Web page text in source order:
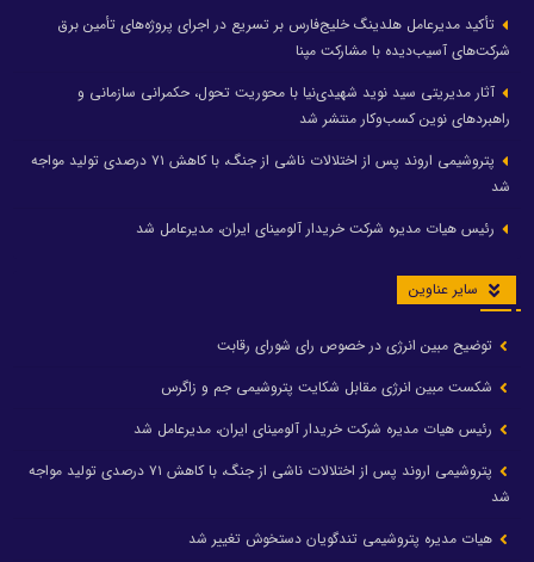
تأکید مدیرعامل هلدینگ خلیج‌فارس بر تسریع در اجرای پروژه‌های تأمین برق
شرکت‌های آسیب‌دیده با مشارکت مپنا
آثار مدیریتی سید نوید شهیدی‌نیا با محوریت تحول، حکمرانی سازمانی و
راهبردهای نوین کسب‌وکار منتشر شد
پتروشیمی اروند پس از اختلالات ناشی از جنگ، با کاهش ۷۱ درصدی تولید مواجه
شد
رئیس هیات مدیره شرکت خریدار آلومینای ایران، مدیرعامل شد
سایر عناوین
توضیح مبین انرژی در خصوص رای شورای رقابت
شکست مبین انرژی مقابل شکایت پتروشیمی جم و زاگرس
رئیس هیات مدیره شرکت خریدار آلومینای ایران، مدیرعامل شد
پتروشیمی اروند پس از اختلالات ناشی از جنگ، با کاهش ۷۱ درصدی تولید مواجه
شد
هیات مدیره پتروشیمی تندگویان دستخوش تغییر شد